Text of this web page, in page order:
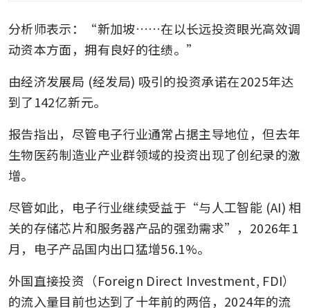
分析师表示：“新加坡……在以长远投资眼光高效调
动资本方面，拥有良好的往绩。”
由经济发展局 (经发局) 吸引的投资承诺在2025年达
到了142亿新元。
报告指出，尽管电子行业通常占据主导地位，但去年
生物医药制造业产业群领域的投资出现了创纪录的激
增。
尽管如此，电子行业继续受益于“与人工智能 (AI) 相
关的存储芯片和服务器产品的强劲需求”，2026年1
月，电子产品国内出口猛增56.1%。
外国直接投资（Foreign Direct Investment, FDI）
的流入量目前也达到了十年前的两倍，2024年的流